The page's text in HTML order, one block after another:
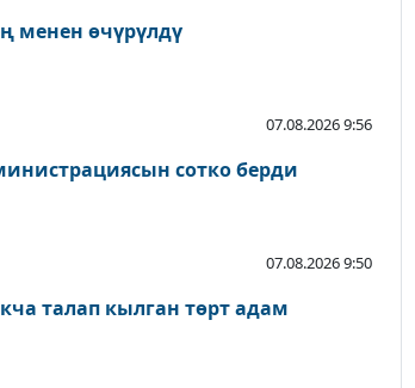
менен өчүрүлдү
07.08.2026 9:56
сотко берди
07.08.2026 9:50
талап кылган төрт адам